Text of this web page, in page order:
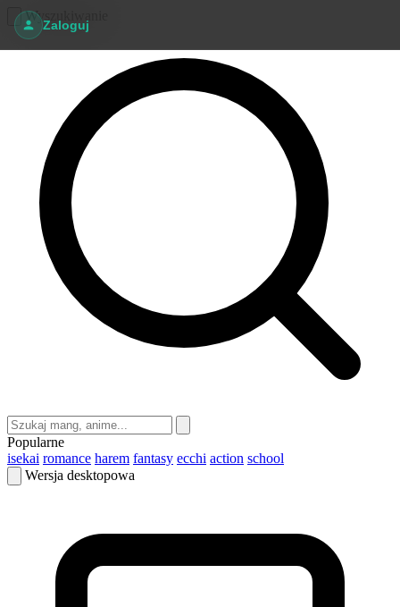
Zaloguj
Wyszukiwanie
Popularne
isekai romance harem fantasy ecchi action school
Wersja desktopowa